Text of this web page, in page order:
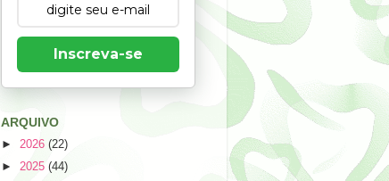
Inscreva-se
ARQUIVO
► 2026 (22)
► 2025 (44)